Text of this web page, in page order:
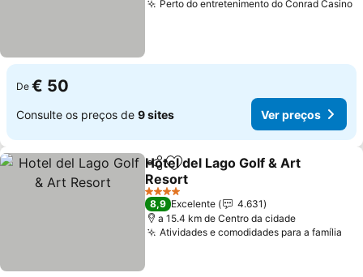
Perto do entretenimento do Conrad Casino
De € 50
Consulte os preços de 9 sites Ver preços
PartilharAdicionar aos favoritos
Hotel del Lago Golf & Art
Resort
Ver preços
4 Estrelas
8,9 Excelente
4.631
a 15.4 km de Centro da cidade
Atividades e comodidades para a família